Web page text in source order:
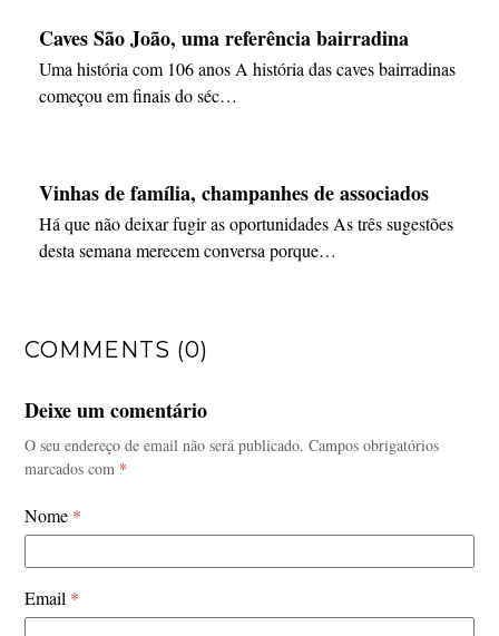
Caves São João, uma referência bairradina
Uma história com 106 anos A história das caves bairradinas
começou em finais do séc…
Vinhas de família, champanhes de associados
Há que não deixar fugir as oportunidades As três sugestões
desta semana merecem conversa porque…
COMMENTS (0)
Deixe um comentário
O seu endereço de email não será publicado. Campos obrigatórios
marcados com *
Nome *
Email *